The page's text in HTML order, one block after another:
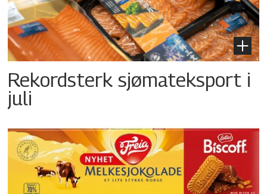
Rekordsterk sjømateksport i
juli